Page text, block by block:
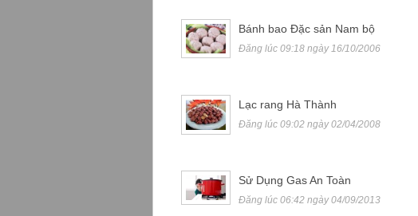
Bánh bao Đặc sản Nam bộ
Đăng lúc 09:18 ngày 16/10/2006
Lạc rang Hà Thành
Đăng lúc 09:02 ngày 02/04/2008
Sử Dụng Gas An Toàn
Đăng lúc 06:42 ngày 04/09/2013